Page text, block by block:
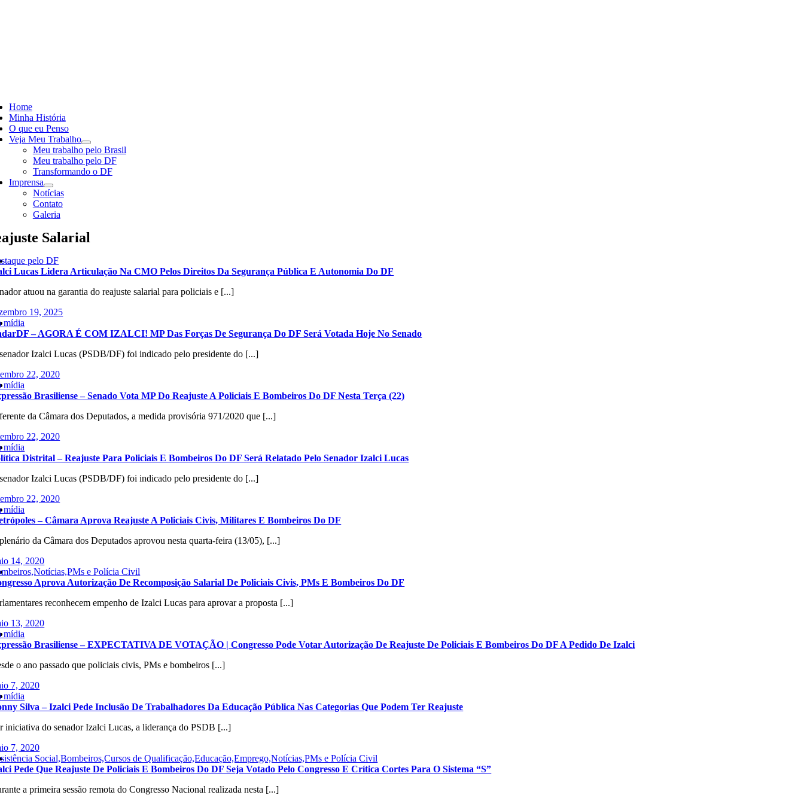
Home
Minha História
O que eu Penso
Veja Meu Trabalho
Meu trabalho pelo Brasil
Meu trabalho pelo DF
Transformando o DF
Imprensa
Notícias
Contato
Galeria
Salarial
pelo DF
Lucas Lidera Articulação Na CMO Pelos Direitos Da Segurança Pública E Autonomia Do DF
atuou na garantia do reajuste salarial para policiais e [...]
19, 2025
mídia
– AGORA É COM IZALCI! MP Das Forças De Segurança Do DF Será Votada Hoje No Senado
Izalci Lucas (PSDB/DF) foi indicado pelo presidente do [...]
22, 2020
mídia
Brasiliense – Senado Vota MP Do Reajuste A Policiais E Bombeiros Do DF Nesta Terça (22)
da Câmara dos Deputados, a medida provisória 971/2020 que [...]
22, 2020
mídia
Distrital – Reajuste Para Policiais E Bombeiros Do DF Será Relatado Pelo Senador Izalci Lucas
Izalci Lucas (PSDB/DF) foi indicado pelo presidente do [...]
22, 2020
mídia
– Câmara Aprova Reajuste A Policiais Civis, Militares E Bombeiros Do DF
da Câmara dos Deputados aprovou nesta quarta-feira (13/05), [...]
14, 2020
e Polícia Civil
Aprova Autorização De Recomposição Salarial De Policiais Civis, PMs E Bombeiros Do DF
reconhecem empenho de Izalci Lucas para aprovar a proposta [...]
13, 2020
mídia
Brasiliense – EXPECTATIVA DE VOTAÇÃO | Congresso Pode Votar Autorização De Reajuste De Policiais E Bombeiros Do DF A Pedido De Izalci
o ano passado que policiais civis, PMs e bombeiros [...]
7, 2020
mídia
Silva – Izalci Pede Inclusão De Trabalhadores Da Educação Pública Nas Categorias Que Podem Ter Reajuste
iniciativa do senador Izalci Lucas, a liderança do PSDB [...]
7, 2020
Social,Bombeiros,Cursos de Qualificação,Educação,Emprego,Notícias,PMs e Polícia Civil
Pede Que Reajuste De Policiais E Bombeiros Do DF Seja Votado Pelo Congresso E Crítica Cortes Para O Sistema “S”
a primeira sessão remota do Congresso Nacional realizada nesta [...]